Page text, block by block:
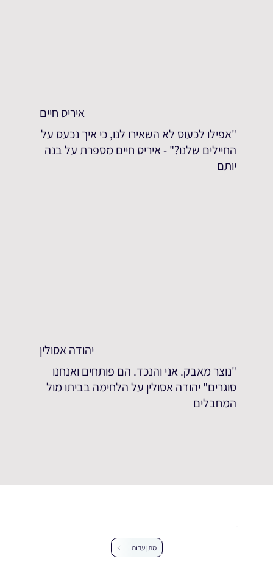
איריס חיים
"אפילו לכעוס לא השאירו לנו, כי איך נכעס על
החיילים שלנו?" - איריס חיים מספרת על בנה
יותם
יהודה אסולין
"נוצר מאבק. אני והנכד. הם פותחים ואנחנו
סוגרים" יהודה אסולין על הלחימה בביתו מול
המחבלים
מתן עדות